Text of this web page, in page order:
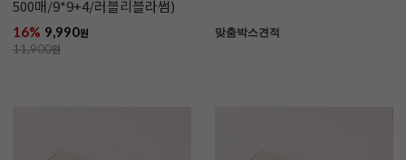
500매/9*9+4/러블리블라썸)
16% 9,990원
11,900원
맞춤박스견적